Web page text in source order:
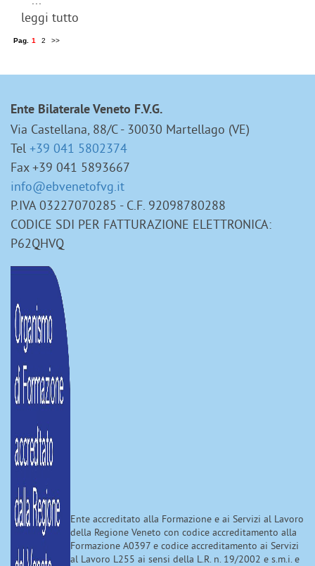
leggi tutto
Pag. 1 2 >>
Ente Bilaterale Veneto F.V.G.
Via Castellana, 88/C - 30030 Martellago (VE)
Tel +39 041 5802374
Fax +39 041 5893667
info@ebvenetofvg.it
P.IVA 03227070285 - C.F. 92098780288
CODICE SDI PER FATTURAZIONE ELETTRONICA:
P62QHVQ
Ente accreditato alla Formazione e ai Servizi al Lavoro
della Regione Veneto con codice accreditamento alla
Formazione A0397 e codice accreditamento ai Servizi
al Lavoro L255 ai sensi della L.R. n. 19/2002 e s.m.i. e